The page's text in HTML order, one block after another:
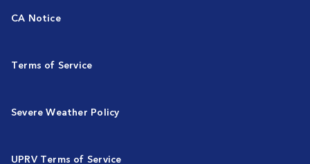
CA Notice
Terms of Service
Severe Weather Policy
UPRV Terms of Service